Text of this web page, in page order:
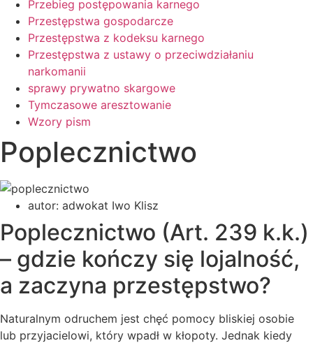
Przebieg postępowania karnego
Przestępstwa gospodarcze
Przestępstwa z kodeksu karnego
Przestępstwa z ustawy o przeciwdziałaniu
narkomanii
sprawy prywatno skargowe
Tymczasowe aresztowanie
Wzory pism
Poplecznictwo
autor: adwokat Iwo Klisz
Poplecznictwo (Art. 239 k.k.)
– gdzie kończy się lojalność,
a zaczyna przestępstwo?
Naturalnym odruchem jest chęć pomocy bliskiej osobie
lub przyjacielowi, który wpadł w kłopoty. Jednak kiedy